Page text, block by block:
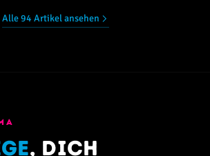
Alle 94 Artikel ansehen
, dich